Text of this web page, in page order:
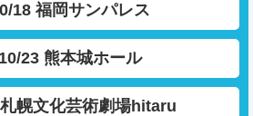
18 福岡サンパレス
23 熊本城ホール
幌文化芸術劇場hitaru